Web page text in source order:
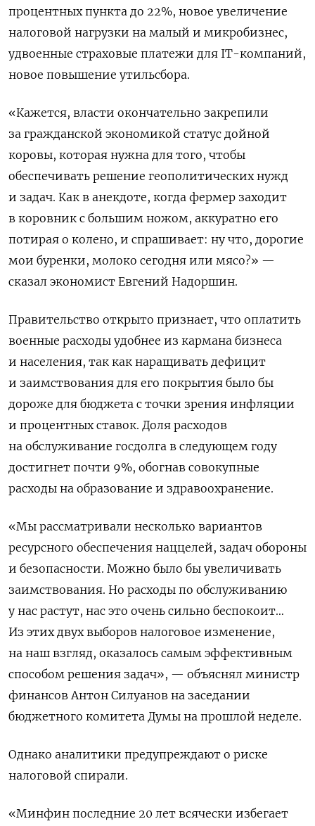
процентных пункта до 22%, новое увеличение
налоговой нагрузки на малый и микробизнес,
удвоенные страховые платежи для IT-компаний,
новое повышение утильсбора.
«Кажется, власти окончательно закрепили
за гражданской экономикой статус дойной
коровы, которая нужна для того, чтобы
обеспечивать решение геополитических нужд
и задач. Как в анекдоте, когда фермер заходит
в коровник с большим ножом, аккуратно его
потирая о колено, и спрашивает: ну что, дорогие
мои буренки, молоко сегодня или мясо?» —
сказал экономист Евгений Надоршин.
Правительство открыто признает, что оплатить
военные расходы удобнее из кармана бизнеса
и населения, так как наращивать дефицит
и заимствования для его покрытия было бы
дороже для бюджета с точки зрения инфляции
и процентных ставок. Доля расходов
на обслуживание госдолга в следующем году
достигнет почти 9%, обогнав совокупные
расходы на образование и здравоохранение.
«Мы рассматривали несколько вариантов
ресурсного обеспечения наццелей, задач обороны
и безопасности. Можно было бы увеличивать
заимствования. Но расходы по обслуживанию
у нас растут, нас это очень сильно беспокоит…
Из этих двух выборов налоговое изменение,
на наш взгляд, оказалось самым эффективным
способом решения задач», — объяснял министр
финансов Антон Силуанов на заседании
бюджетного комитета Думы на прошлой неделе.
Однако аналитики предупреждают о риске
налоговой спирали.
«Минфин последние 20 лет всячески избегает